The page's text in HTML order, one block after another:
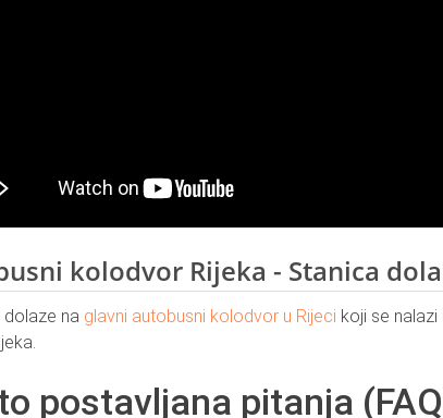
kolodvor Rijeka - Stanica
na glavni autobusni kolodvor u Rijeci koji se
postavljana pitanja